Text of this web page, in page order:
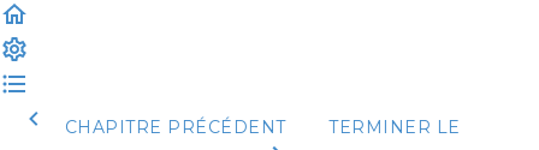
CHAPITRE PRÉCÉDENT
TERMINER LE